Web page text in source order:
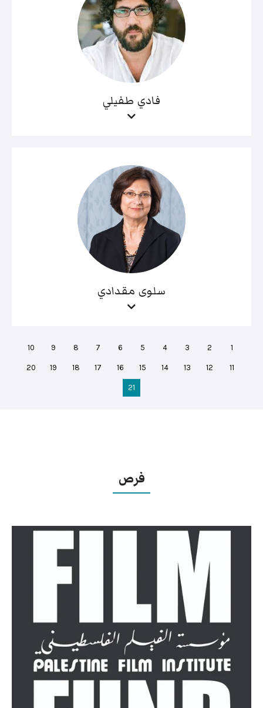
فادي طفيلي
سلوى مقدادي
1
2
3
4
5
6
7
8
9
10
11
12
13
14
15
16
17
18
19
20
21
فرص